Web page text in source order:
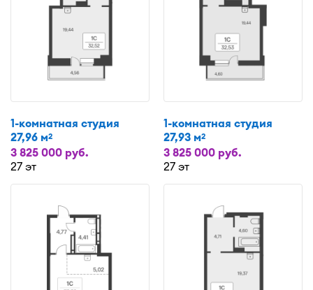
1-комнатная студия
27,96 м2
3 825 000 руб.
27 эт
1-комнатная студия
27,93 м2
3 825 000 руб.
27 эт